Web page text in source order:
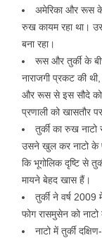
अमेरिका और रूस के
रुख कायम रहा था।
बना रहा।
रूस और तुर्की के
नाराजगी प्रकट की
और रूस से इस सौदे को
प्रणाली को खासतौर
तुर्की का रुख नाटो
उसने खुल कर नाटो के
कि भूगोलिक दृष्टि से
मायने बेहद खास हैं।
तुर्की ने वर्ष 2009
फोग रासमुसेन को
नाटो में तुर्की